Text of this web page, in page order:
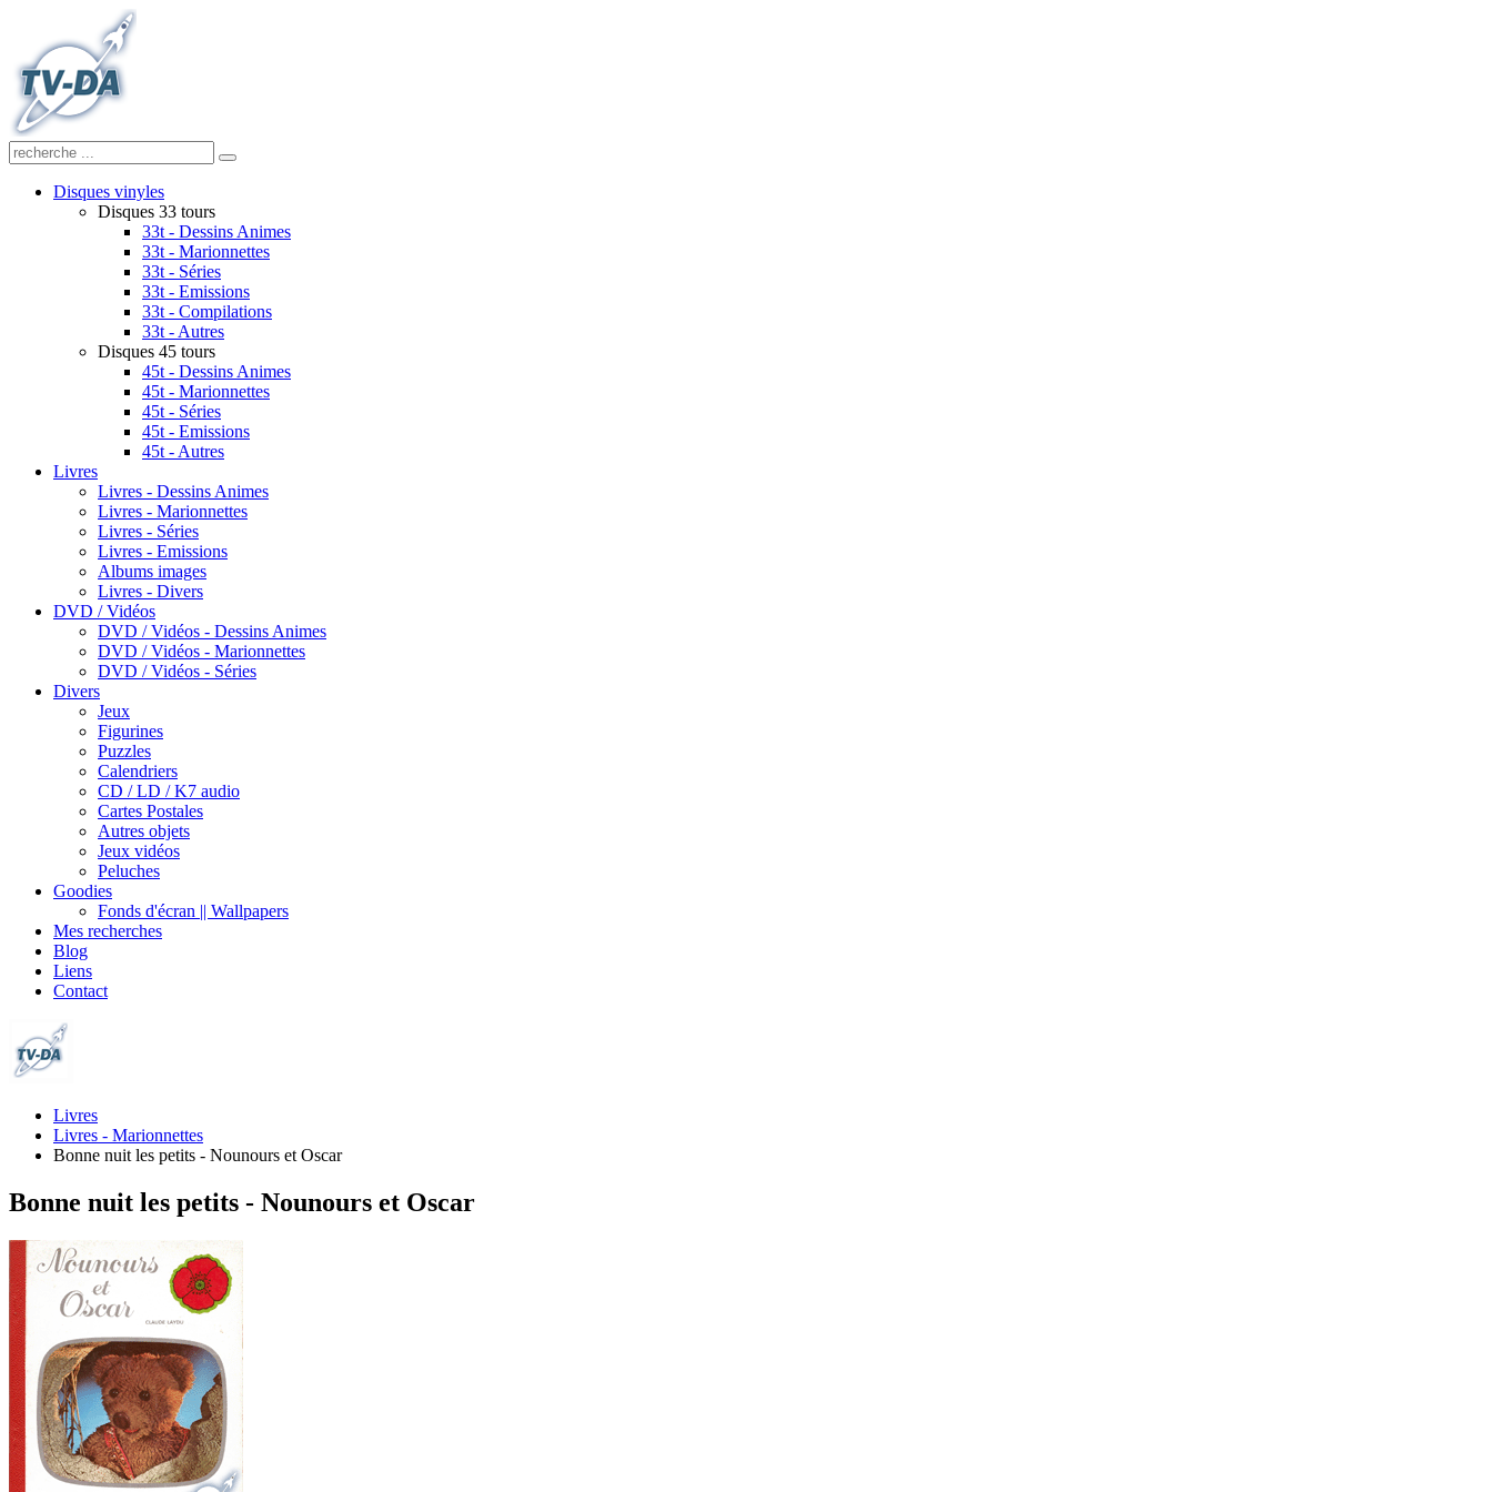
Disques vinyles
Disques 33 tours
33t - Dessins Animes
33t - Marionnettes
33t - Séries
33t - Emissions
33t - Compilations
33t - Autres
Disques 45 tours
45t - Dessins Animes
45t - Marionnettes
45t - Séries
45t - Emissions
45t - Autres
Livres
Livres - Dessins Animes
Livres - Marionnettes
Livres - Séries
Livres - Emissions
Albums images
Livres - Divers
DVD / Vidéos
DVD / Vidéos - Dessins Animes
DVD / Vidéos - Marionnettes
DVD / Vidéos - Séries
Divers
Jeux
Figurines
Puzzles
Calendriers
CD / LD / K7 audio
Cartes Postales
Autres objets
Jeux vidéos
Peluches
Goodies
Fonds d'écran || Wallpapers
Mes recherches
Blog
Liens
Contact
Livres
Livres - Marionnettes
Bonne nuit les petits - Nounours et Oscar
Bonne nuit les petits - Nounours et Oscar